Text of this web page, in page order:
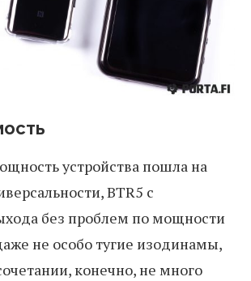
устройства пошла на
BTR5 с
без проблем по мощности
не особо тугие изодинамы,
конечно, не много